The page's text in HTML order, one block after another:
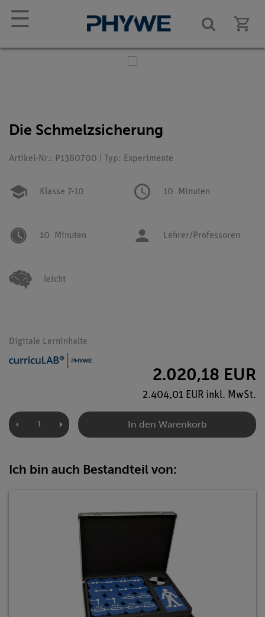
☰
Die Schmelzsicherung
Artikel-Nr.: P1380700 | Typ: Experimente
Klasse 7-10 10 Minuten
10 Minuten Lehrer/Professoren
leicht
Digitale Lerninhalte
2.020,18 EUR
2.404,01 EUR inkl. MwSt.
In den Warenkorb
Ich bin auch Bestandteil von: